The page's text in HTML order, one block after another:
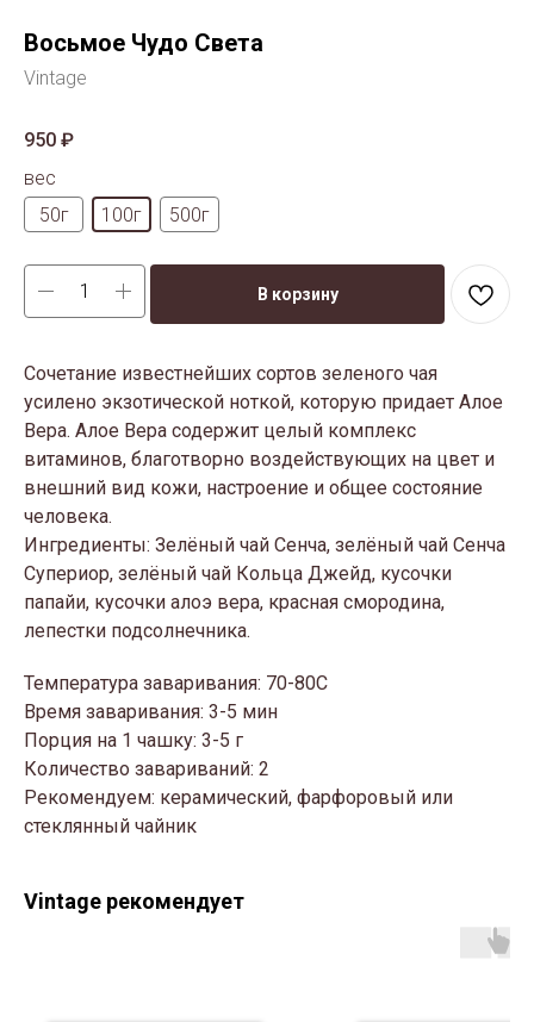
Восьмое Чудо Света
Vintage
950 ₽
вес
50г
100г 500г
В корзину
Сочетание известнейших сортов зеленого чая
усилено экзотической ноткой, которую придает Алое
Вера. Алое Вера содержит целый комплекс
витаминов, благотворно воздействующих на цвет и
внешний вид кожи, настроение и общее состояние
человека.
Ингредиенты: Зелёный чай Сенча, зелёный чай Сенча
Супериор, зелёный чай Кольца Джейд, кусочки
папайи, кусочки алоэ вера, красная смородина,
лепестки подсолнечника.
Температура заваривания: 70-80С
Время заваривания: 3-5 мин
Порция на 1 чашку: 3-5 г
Количество завариваний: 2
Рекомендуем: керамический, фарфоровый или
стеклянный чайник
Vintage рекомендует